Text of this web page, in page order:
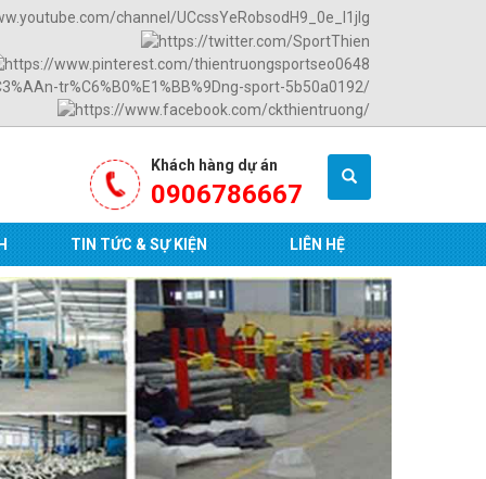
Khách hàng dự án
0906786667
TIN TỨC & SỰ KIỆN LIÊN HỆ